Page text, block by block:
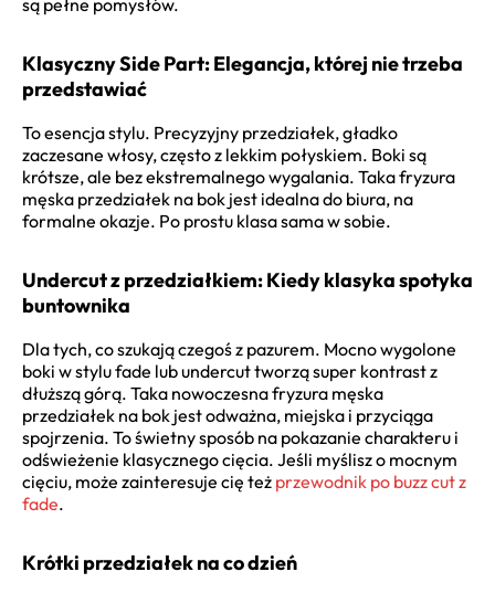
Klasyczny Side Part: Elegancja, której nie trzeba
przedstawiać
To esencja stylu. Precyzyjny przedziałek, gładko
zaczesane włosy, często z lekkim połyskiem. Boki są
krótsze, ale bez ekstremalnego wygalania. Taka fryzura
męska przedziałek na bok jest idealna do biura, na
formalne okazje. Po prostu klasa sama w sobie.
Undercut z przedziałkiem: Kiedy klasyka spotyka
buntownika
Dla tych, co szukają czegoś z pazurem. Mocno wygolone
boki w stylu fade lub undercut tworzą super kontrast z
dłuższą górą. Taka nowoczesna fryzura męska
przedziałek na bok jest odważna, miejska i przyciąga
spojrzenia. To świetny sposób na pokazanie charakteru i
odświeżenie klasycznego cięcia. Jeśli myślisz o mocnym
cięciu, może zainteresuje cię też przewodnik po buzz cut z
fade.
Krótki przedziałek na co dzień